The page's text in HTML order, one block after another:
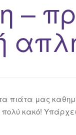
–
πιάτα μας
πολύ κακό!